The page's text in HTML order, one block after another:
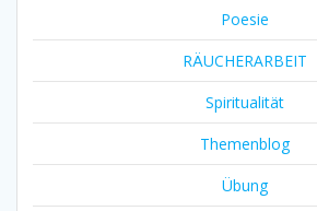
Poesie
RÄUCHERARBEIT
Spiritualität
Themenblog
Übung